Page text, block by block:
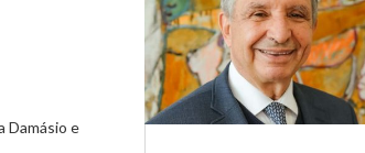
Damásio e